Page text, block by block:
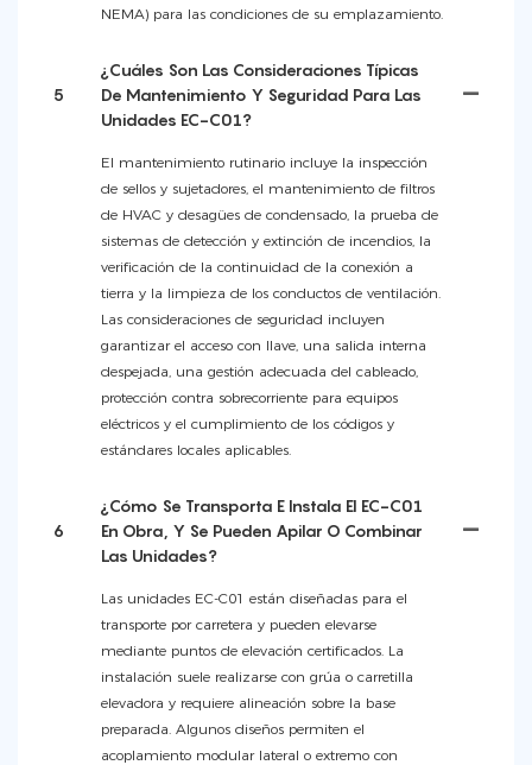
NEMA) para las condiciones de su emplazamiento.
5
¿Cuáles Son Las Consideraciones Típicas
De Mantenimiento Y Seguridad Para Las
Unidades EC-C01?
El mantenimiento rutinario incluye la inspección
de sellos y sujetadores, el mantenimiento de filtros
de HVAC y desagües de condensado, la prueba de
sistemas de detección y extinción de incendios, la
verificación de la continuidad de la conexión a
tierra y la limpieza de los conductos de ventilación.
Las consideraciones de seguridad incluyen
garantizar el acceso con llave, una salida interna
despejada, una gestión adecuada del cableado,
protección contra sobrecorriente para equipos
eléctricos y el cumplimiento de los códigos y
estándares locales aplicables.
6
¿Cómo Se Transporta E Instala El EC-C01
En Obra, Y Se Pueden Apilar O Combinar
Las Unidades?
Las unidades EC-C01 están diseñadas para el
transporte por carretera y pueden elevarse
mediante puntos de elevación certificados. La
instalación suele realizarse con grúa o carretilla
elevadora y requiere alineación sobre la base
preparada. Algunos diseños permiten el
acoplamiento modular lateral o extremo con